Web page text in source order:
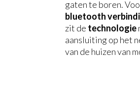
gaten te boren.
bluetooth
zit de technologie
aansluiting op het
van de huizen van